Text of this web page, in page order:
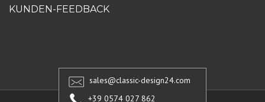
KUNDEN-FEEDBACK
sales@classic-design24.com
+39 0574 027 862